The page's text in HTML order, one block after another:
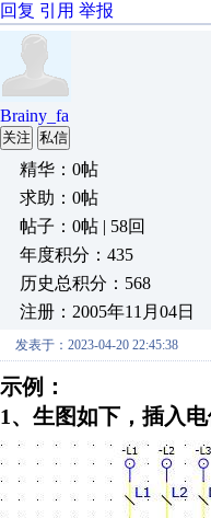
回复 引用 举报
Brainy_fa
关注 私信
精华：0帖
求助：0帖
帖子：0帖 | 58回
年度积分：435
历史总积分：568
注册：2005年11月04日
发表于：2023-04-20 22:45:38
示例：
1、生图如下，插入